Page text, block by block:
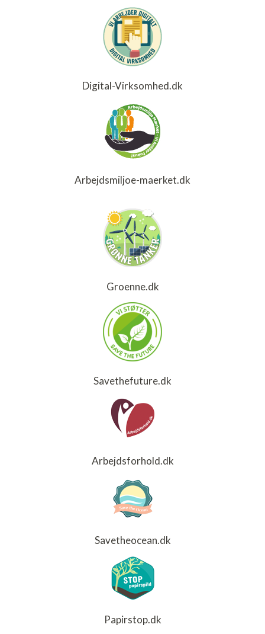
Digital-Virksomhed.dk
Arbejdsmiljoe-maerket.dk
Groenne.dk
Savethefuture.dk
Arbejdsforhold.dk
Savetheocean.dk
Papirstop.dk